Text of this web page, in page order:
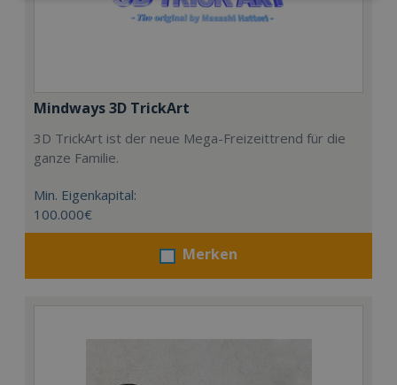
Mindways 3D TrickArt
3D TrickArt ist der neue Mega-Freizeittrend für die
ganze Familie.
Min. Eigenkapital:
100.000€
Merken